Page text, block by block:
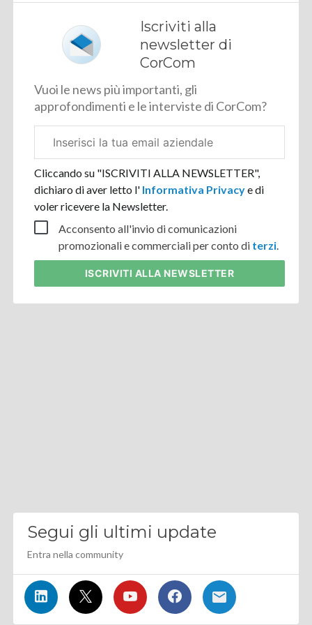
Iscriviti alla
newsletter di
CorCom
Vuoi le news più importanti, gli
approfondimenti e le interviste di CorCom?
aziendale
Cliccando su "ISCRIVITI ALLA NEWSLETTER",
dichiaro di aver letto l' Informativa Privacye di
voler ricevere la Newsletter.
Acconsento all'invio di comunicazioni
promozionali e commerciali per conto di terzi.
ISCRIVITI ALLA NEWSLETTER
Segui gli ultimi update
Entra nella community